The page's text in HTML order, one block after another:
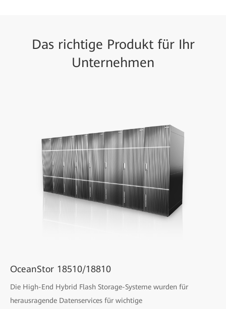
Das richtige Produkt für Ihr
Unternehmen
OceanStor 18510/18810
Die High-End Hybrid Flash Storage-Systeme wurden für
herausragende Datenservices für wichtige